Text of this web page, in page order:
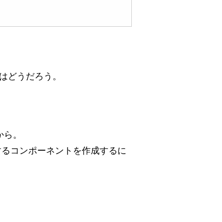
どうだろう。
。
コンポーネントを作成するに